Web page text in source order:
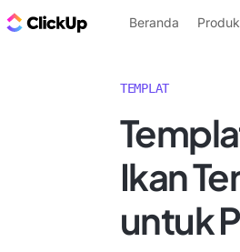
Blog ClickUp
Beranda Produk
TEMPLAT
Ikan
untuk